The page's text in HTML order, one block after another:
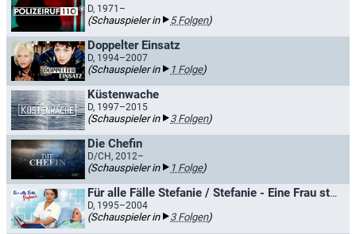
D, 1971–
(Schauspieler in 5 Folgen)
Doppelter Einsatz
D, 1994–2007
(Schauspieler in 1 Folge)
Küstenwache
D, 1997–2015
(Schauspieler in 3 Folgen)
Die Chefin
D/CH, 2012–
(Schauspieler in 1 Folge)
Für alle Fälle Stefanie / Stefanie - Eine Frau startet durch
D, 1995–2004
(Schauspieler in 3 Folgen)